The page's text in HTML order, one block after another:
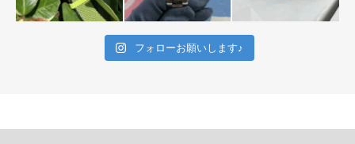
フォローお願いします♪